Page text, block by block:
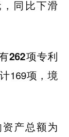
同比下滑
262项专利
169项，境
产总额为